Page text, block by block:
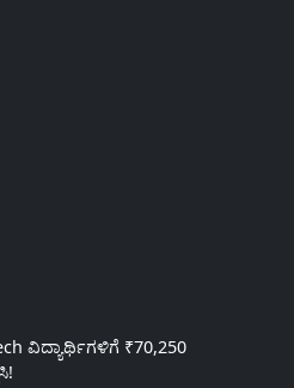
ವಿದ್ಯಾರ್ಥಿಗಳಿಗೆ ₹70,250